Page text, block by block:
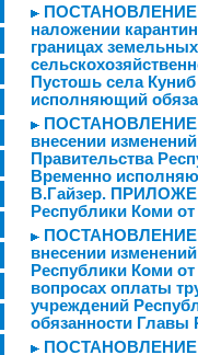
ПОСТАНОВЛЕНИЕ
наложении
границах
Пустошь села
исполняющий
ПОСТАНОВЛЕНИЕ
внесении
Правительства
Временно
В.Гайзер.
Республики Коми
ПОСТАНОВЛЕНИЕ
внесении
Республики Коми
вопросах оплаты
учреждений
обязанности Главы
ПОСТАНОВЛЕНИЕ